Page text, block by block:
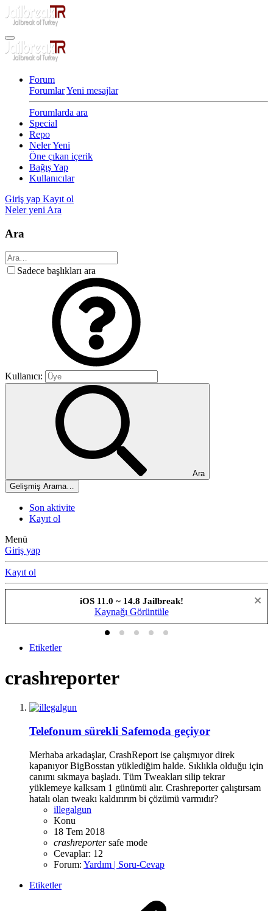
Forum
ForumlarYeni mesajlar
Forumlarda ara
Special
Repo
Neler Yeni
Öne çıkan içerik
Bağış Yap
Kullanıcılar
Giriş yap Kayıt ol
Neler yeni Ara
Ara
Sadece başlıkları ara
Kullanıcı:
Ara
Gelişmiş Arama…
Son aktivite
Kayıt ol
Menü
Giriş yap
Kayıt ol
iOS 11.0 ~ 14.8 Jailbreak!
Kaynağı Görüntüle
Etiketler
crashreporter
Telefonum sürekli Safemoda geçiyor
Merhaba arkadaşlar, CrashReport ise çalışmıyor direk
kapanıyor BigBosstan yüklediğim halde. Sıklıkla olduğu için
canımı sıkmaya başladı. Tüm Tweakları silip tekrar
yüklemeye kalksam 1 günümü alır. Crashreporter çalıştırsam
hatalı olan tweakı kaldırırım bi çözümü varmıdır?
illegalgun
Konu
18 Tem 2018
crashreporter safe mode
Cevaplar: 12
Forum: Yardım | Soru-Cevap
Etiketler